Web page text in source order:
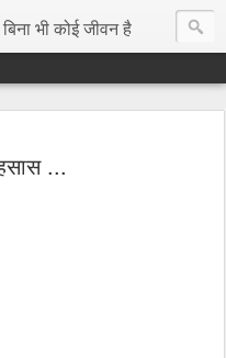
भी कोई जीवन है
...